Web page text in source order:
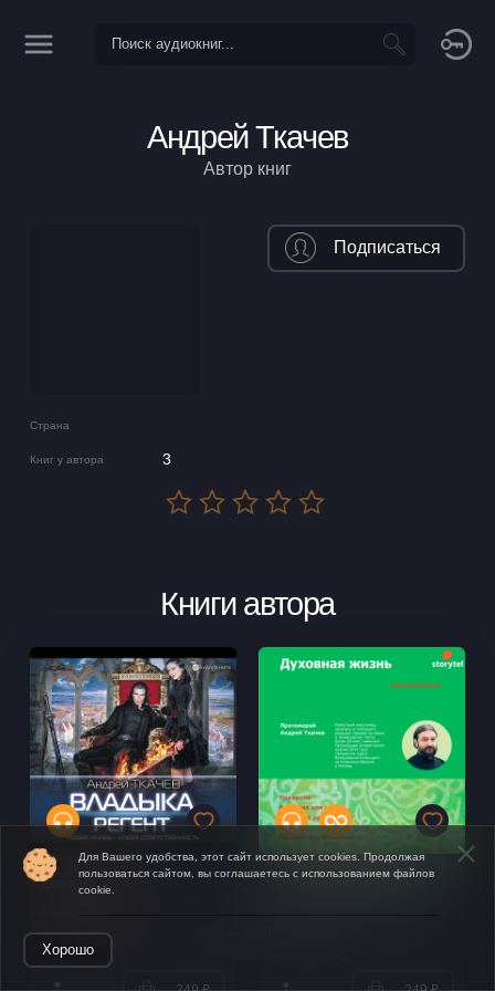
Андрей Ткачев
Автор книг
Страна
Книг у автора 3
Подписаться
Книги автора
Владыка. Регент
Духовная жизнь. Первая
Для Вашего удобства, этот сайт использует cookies. Продолжая
пользоваться сайтом, вы соглашаетесь с использованием файлов
cookie.
Хорошо